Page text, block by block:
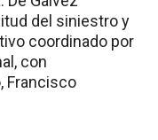
del siniestro y
coordinado por
con
Francisco